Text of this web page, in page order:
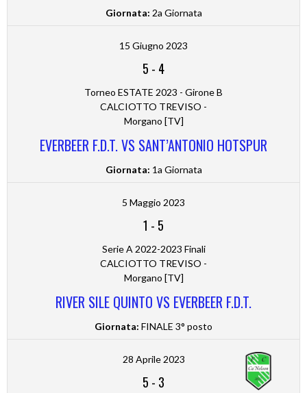
Giornata: 2a Giornata
15 Giugno 2023
5 - 4
Torneo ESTATE 2023 - Girone B
CALCIOTTO TREVISO -
Morgano [TV]
EVERBEER F.D.T. VS SANT’ANTONIO HOTSPUR
Giornata: 1a Giornata
5 Maggio 2023
1 - 5
Serie A 2022-2023 Finali
CALCIOTTO TREVISO -
Morgano [TV]
RIVER SILE QUINTO VS EVERBEER F.D.T.
Giornata: FINALE 3° posto
28 Aprile 2023
5 - 3